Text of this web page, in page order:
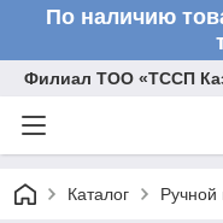
По наличию
Филиал ТОО «ТССП
Каталог Ручной